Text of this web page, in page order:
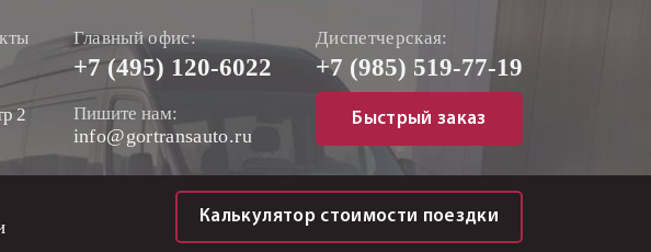
2
Главный офис:
+7 (495) 120-6022
Пишите нам:
info@gortransauto.ru
Диспетчерская:
+7 (985) 519-77-19
Быстрый заказ
Калькулятор стоимости поездки